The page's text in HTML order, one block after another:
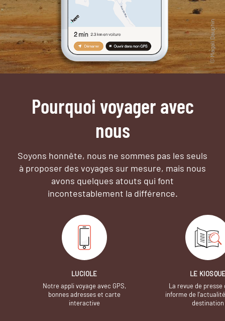
Pourquoi voyager avec
nous
Soyons honnête, nous ne sommes pas les seuls
à proposer des voyages sur mesure, mais nous
avons quelques atouts qui font
incontestablement la différence.
LUCIOLE
Notre appli voyage avec GPS,
bonnes adresses et carte
interactive
LE
La revue de presse
informe de
destination